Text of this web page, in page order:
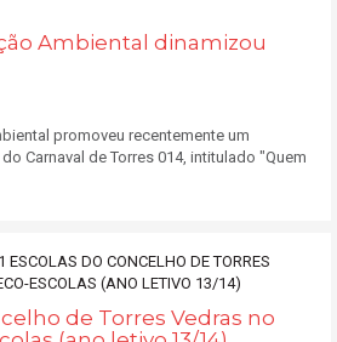
Ambiental dinamizou
promoveu recentemente um
Carnaval de Torres 014, intitulado "Quem
de Torres Vedras no